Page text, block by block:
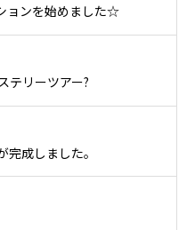
ョンを始めました☆
テリーツアー?
成しました。